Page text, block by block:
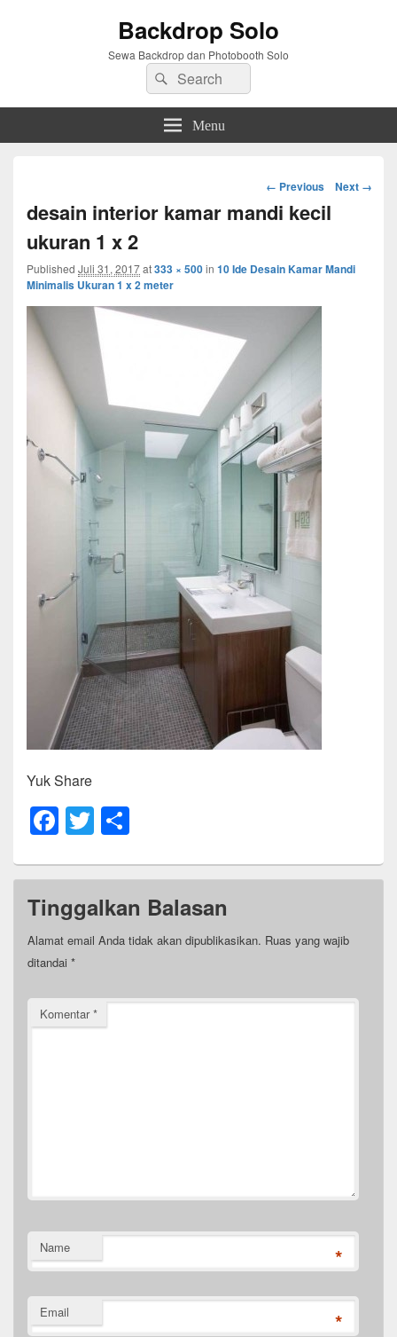
Backdrop Solo
Sewa Backdrop dan Photobooth Solo
Search
for:
Search
Menu
Image
navigation
← Previous Next →
desain interior kamar mandi kecil
ukuran 1 x 2
Published Juli 31, 2017at333 × 500in 10 Ide Desain Kamar Mandi
Minimalis Ukuran 1 x 2 meter
Yuk Share
F
a
c
e
b
o
o
k
T
wi
tt
er
ar
e
Tinggalkan Balasan
Alamat email Anda tidak akan dipublikasikan. Ruas yang wajib
ditandai *
Komentar*
Name *
Email *